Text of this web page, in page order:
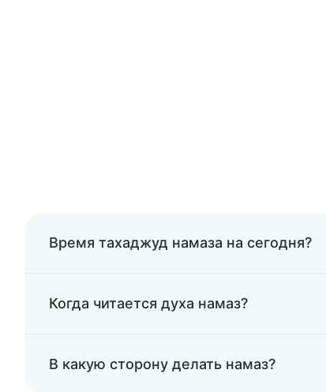
Время тахаджуд намаза на сегодня?
Когда читается духа намаз?
В какую сторону делать намаз?